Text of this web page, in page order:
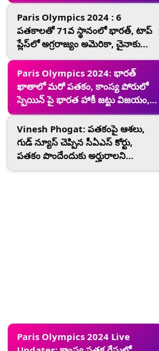
Paris Olympics 2024 : 6
పతకాలతో 71వ స్థానంలో భారత్, టాప్
ప్లేస్‌లో అగ్రరాజ్యం అమెరికా, చైనాకు
Paris Olympics 2024: భారత్
ఖాతాలో మరో పతకం, కాంస్య పోరులో
స్పెయిన్‌ పై భారత హాకీ జట్టు విజయం,
2-1 తేడాతో గెలిచి కాంస్యం సొంతం
Vinesh Phogat: పతకంపై ఆశలు,
గుడ్ న్యూస్ చెప్పిన సీఏఎస్‌ కోర్టు,
పతకం పొందేందుకు అర్హురాలని
Paris Olympics 2024 Live